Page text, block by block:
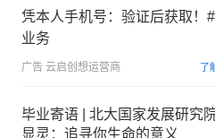
凭本人手机号：验证后获取！
业务
广告 云启创想运营商 了
毕业寄语 | 北大国家发展研究
显灵：追寻你生命的意义